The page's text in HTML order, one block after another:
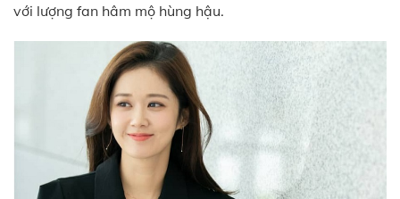
với lượng fan hâm mộ hùng hậu.